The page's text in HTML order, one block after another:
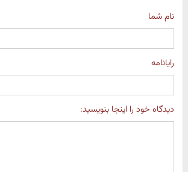
نام شما
رایانامه
دیدگاه خود را اینجا بنویسید: